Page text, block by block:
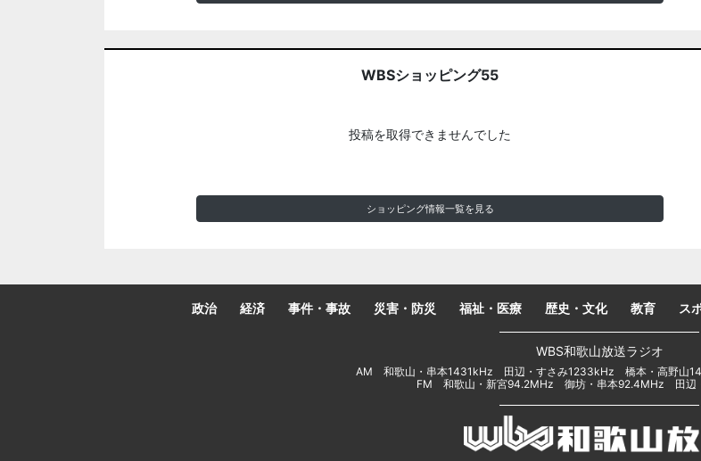
WBSショッピング55
投稿を取得できませんでした
ショッピング情報一覧を見る
政治 経済 事件・事故 災害・防災 福祉・医療 歴史・文化 教育 ス
WBS和歌山放送ラジオ
AM 和歌山・串本1431kHz 田辺・すさみ1233kHz 橋本・高野山
FM 和歌山・新宮94.2MHz 御坊・串本92.4MHz 田辺